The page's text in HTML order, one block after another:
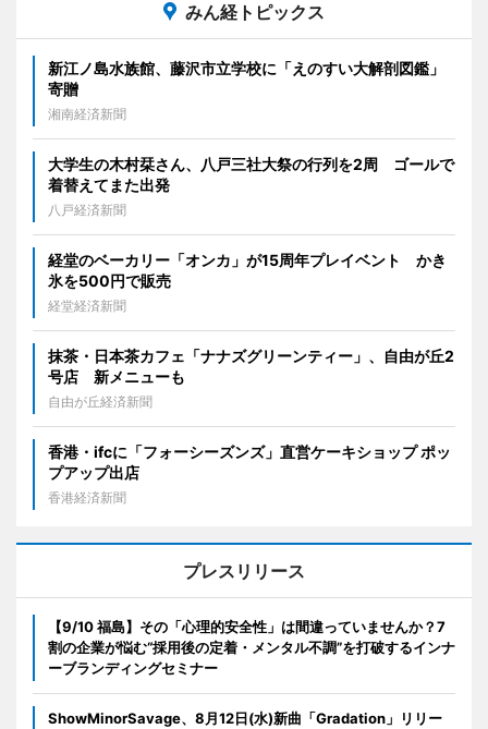
みん経トピックス
新江ノ島水族館、藤沢市立学校に「えのすい大解剖図鑑」
寄贈
湘南経済新聞
大学生の木村栞さん、八戸三社大祭の行列を2周 ゴールで
着替えてまた出発
八戸経済新聞
経堂のベーカリー「オンカ」が15周年プレイベント かき
氷を500円で販売
経堂経済新聞
抹茶・日本茶カフェ「ナナズグリーンティー」、自由が丘2
号店 新メニューも
自由が丘経済新聞
香港・ifcに「フォーシーズンズ」直営ケーキショップ ポッ
プアップ出店
香港経済新聞
プレスリリース
【9/10 福島】その「心理的安全性」は間違っていませんか？7
割の企業が悩む“採用後の定着・メンタル不調”を打破するインナ
ーブランディングセミナー
ShowMinorSavage、8月12日(水)新曲「Gradation」リリー